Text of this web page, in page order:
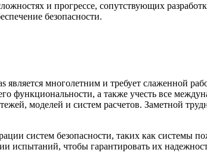
и прогрессе, сопутствующих
безопасности.
является многолетним и требует слаженной
функциональности, а также учесть все
моделей и систем расчетов. Заметной
систем безопасности, таких как
испытаний, чтобы гарантировать их